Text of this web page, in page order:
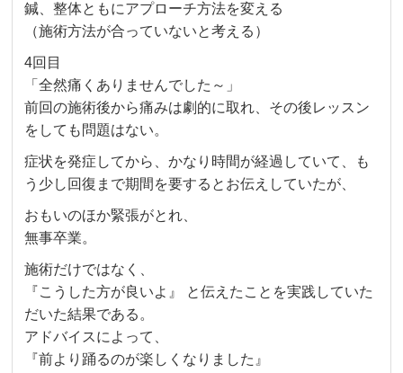
鍼、整体ともにアプローチ方法を変える
（施術方法が合っていないと考える）
4回目
「全然痛くありませんでした～」
前回の施術後から痛みは劇的に取れ、その後レッスン
をしても問題はない。
症状を発症してから、かなり時間が経過していて、も
う少し回復まで期間を要するとお伝えしていたが、
おもいのほか緊張がとれ、
無事卒業。
施術だけではなく、
『こうした方が良いよ』 と伝えたことを実践していた
だいた結果である。
アドバイスによって、
『前より踊るのが楽しくなりました』